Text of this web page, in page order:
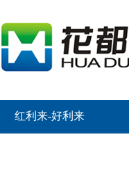
红利来-好利来